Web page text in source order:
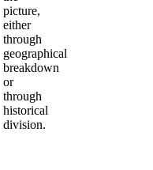
picture,
either
through
geographical
breakdown
or
through
historical
division.